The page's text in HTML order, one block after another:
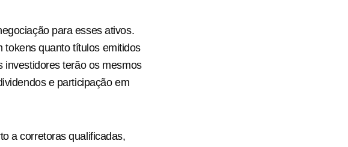
para esses ativos.
tokens quanto títulos emitidos
investidores terão os mesmos
e participação em
a corretoras qualificadas,